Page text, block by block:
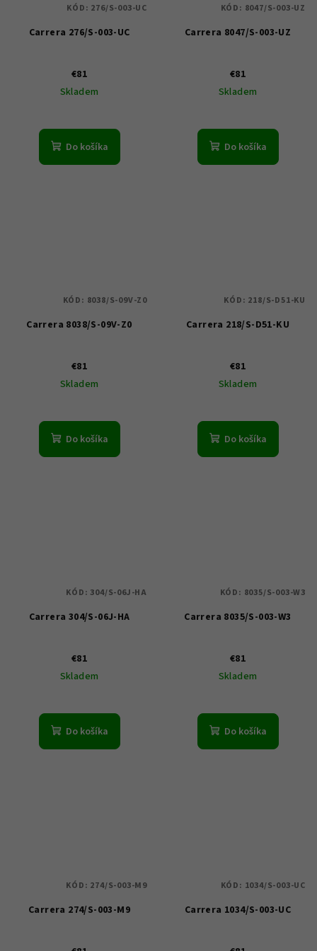
Carrera 276/S-003-UC
€81
Skladem
Do košíka
KÓD: 276/S-003-UC
Carrera 8047/S-003-UZ
€81
Skladem
Do košíka
KÓD: 8047/S-003-UZ
Carrera 8038/S-09V-Z0
€81
Skladem
Do košíka
KÓD: 8038/S-09V-Z0
Carrera 218/S-D51-KU
€81
Skladem
Do košíka
KÓD: 218/S-D51-KU
Carrera 304/S-06J-HA
€81
Skladem
Do košíka
KÓD: 304/S-06J-HA
Carrera 8035/S-003-W3
€81
Skladem
Do košíka
KÓD: 8035/S-003-W3
Carrera 274/S-003-M9
KÓD: 274/S-003-M9
Carrera 1034/S-003-UC
KÓD: 1034/S-003-UC